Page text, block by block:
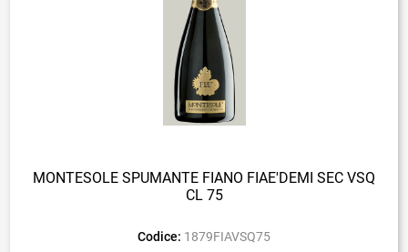
MONTESOLE SPUMANTE FIANO FIAE'DEMI SEC VSQ
CL 75
Codice: 1879FIAVSQ75